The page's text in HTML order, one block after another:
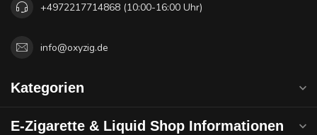
+4972217714868 (10:00-16:00 Uhr)
info@oxyzig.de
Kategorien
E-Zigarette & Liquid Shop Informationen